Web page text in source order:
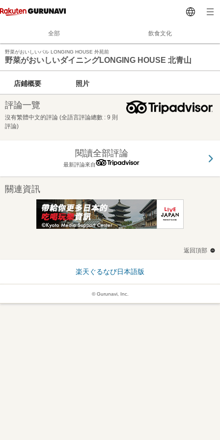
全部 飲食文化
野菜がおいしいバル LONGING HOUSE 外苑前
野菜がおいしいダイニングLONGING HOUSE 北青山
店鋪概要 照片
評論一覽
沒有繁體中文的評論 (全語言評論總數 : 9 則
評論)
閱讀全部評論
最新評論來自
關連資訊
返回頂部
楽天ぐるなび日本語版
© Gurunavi, Inc.